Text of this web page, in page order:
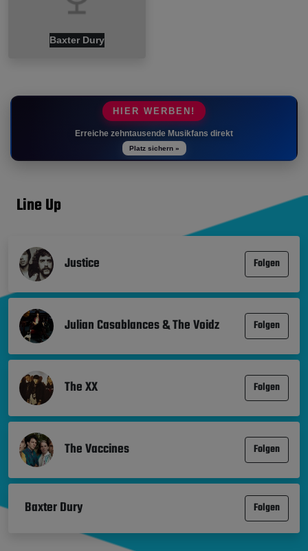
Baxter Dury
HIER WERBEN!
Erreiche zehntausende Musikfans direkt
Platz sichern »
Line Up
Justice Folgen
Julian Casablances & The Voidz Folgen
The XX Folgen
The Vaccines Folgen
Baxter Dury Folgen